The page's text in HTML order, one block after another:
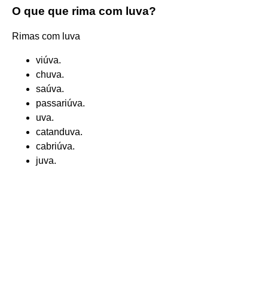
O que que rima com luva?
Rimas com luva
viúva.
chuva.
saúva.
passariúva.
uva.
catanduva.
cabriúva.
juva.